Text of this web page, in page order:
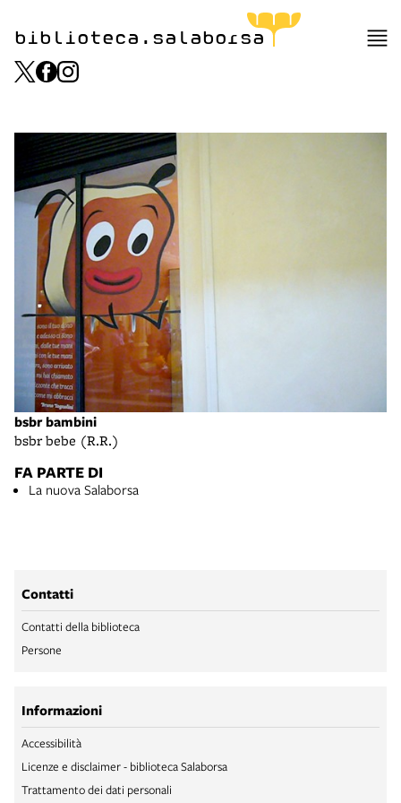
biblioteca.salaborsa
bsbr bambini
bsbr bebe (R.R.)
FA PARTE DI
La nuova Salaborsa
Contatti
Contatti della biblioteca
Persone
Informazioni
Accessibilità
Licenze e disclaimer - biblioteca Salaborsa
Trattamento dei dati personali